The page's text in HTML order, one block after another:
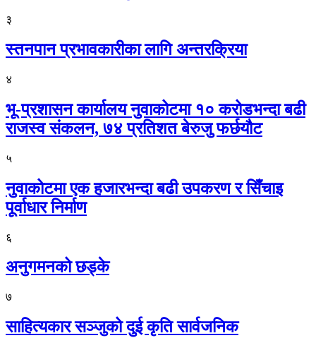
३
स्तनपान प्रभावकारीका लागि अन्तरक्रिया
४
भू-प्रशासन कार्यालय नुवाकोटमा १० करोडभन्दा बढी
राजस्व संकलन, ७४ प्रतिशत बेरुजु फर्छयौट
५
नुवाकोटमा एक हजारभन्दा बढी उपकरण र सिँचाइ
पूर्वाधार निर्माण
६
अनुगमनको छड्के
७
साहित्यकार सञ्जुको दुई कृति सार्वजनिक